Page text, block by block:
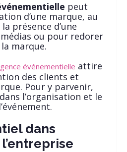
peut
d’une marque, au
présence d’une
ou pour redorer
marque.
événementielle attire
des clients et
Pour y parvenir,
l’organisation et le
dans